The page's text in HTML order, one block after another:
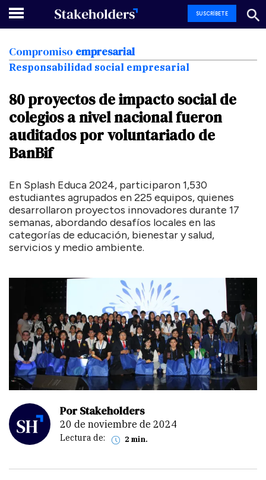
SUSCRÍBETE
Compromiso empresarial
Responsabilidad social empresarial
80 proyectos deimpacto social de
colegios anivelnacionalfueron
auditados porvoluntariado de
BanBif
En Splash Educa 2024, participaron 1,530
estudiantes agrupados en 225 equipos, quienes
desarrollaron proyectos innovadores durante 17
semanas, abordando desafíos locales en las
categorías de educación, bienestar y salud,
servicios y medio ambiente.
Por Stakeholders
20 de noviembre de 2024
Lectura de: 2 min.